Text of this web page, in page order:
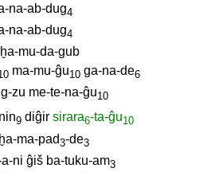
na-ab-dug4
na-ab-dug4
ḫa-mu-da-gub
ma-mu-ĝu10 ga-na-de6
zu me-te-na-ĝu10
nin9 diĝir sirara6-ta-ĝu10
ḫa-ma-pad3-de3
ni ĝiš ba-tuku-am3